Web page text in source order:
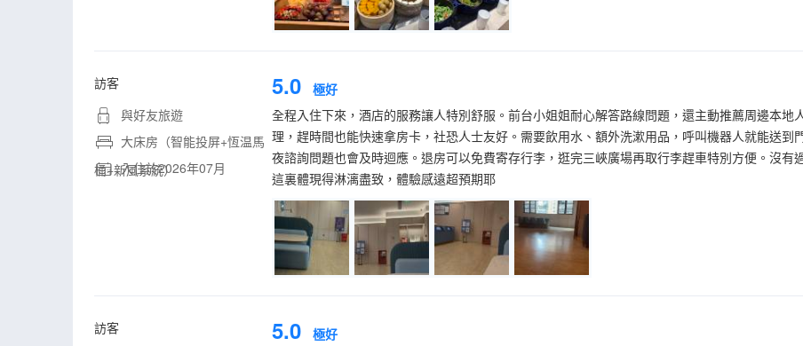
訪客
與好友旅遊
大床房（智能投屏+恆温馬
桶+新風系統）
入住於2026年07月
5.0 極好
全程入住下來，酒店的服務讓人特別舒服。前台小姐姐耐心解答路線問題，還主動推薦周邊本
理，趕時間也能快速拿房卡，社恐人士友好。需要飲用水、額外洗漱用品，呼叫機器人就能送
夜諮詢問題也會及時迴應。退房可以免費寄存行李，逛完三峽廣場再取行李趕車特別方便。沒
這裏體現得淋漓盡致，體驗感遠超預期耶
訪客 5.0 極好